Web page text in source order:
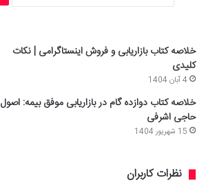
خلاصه کتاب بازاریابی و فروش اینستاگرامی | نکات
کلیدی
4 آبان 1404
خلاصه کتاب دوازده گام در بازاریابی موفق بیمه: اصول
حاجی اشرفی
15 شهریور 1404
نظرات کاربران